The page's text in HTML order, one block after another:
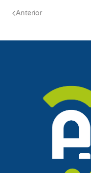
Anterior